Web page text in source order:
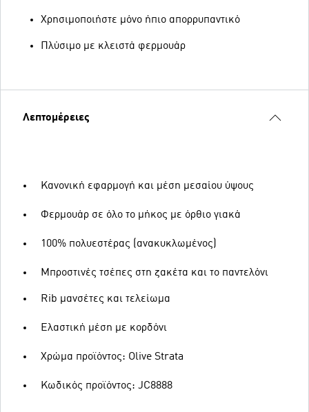
Χρησιμοποιήστε μόνο ήπιο απορρυπαντικό
Πλύσιμο με κλειστά φερμουάρ
Λεπτομέρειες
Κανονική εφαρμογή και μέση μεσαίου ύψους
Φερμουάρ σε όλο το μήκος με όρθιο γιακά
100% πολυεστέρας (ανακυκλωμένος)
Μπροστινές τσέπες στη ζακέτα και το παντελόνι
Rib μανσέτες και τελείωμα
Ελαστική μέση με κορδόνι
Χρώμα προϊόντος: Olive Strata
Κωδικός προϊόντος: JC8888